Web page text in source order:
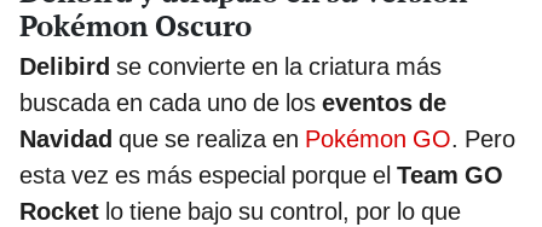
Pokémon Oscuro
Delibird se convierte en la criatura más
buscada en cada uno de los eventos de
Navidad que se realiza en Pokémon GO. Pero
esta vez es más especial porque el Team GO
Rocket lo tiene bajo su control, por lo que